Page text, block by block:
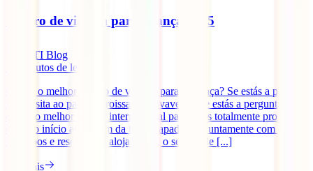
Seguro de viagem para França 2025
IATI Blog
minutos de leitura
Qual é o melhor seguro de viagem para a França? Se estás a planear
uma visita ao país do croissant, provavelmente estás a perguntar-se
qual é o melhor seguro internacional para seres totalmente protegido
desde o início até ao fim da tua escapadinha. Juntamente com os
teus voos e reservas de alojamento, o seguro de [...]
Ler mais